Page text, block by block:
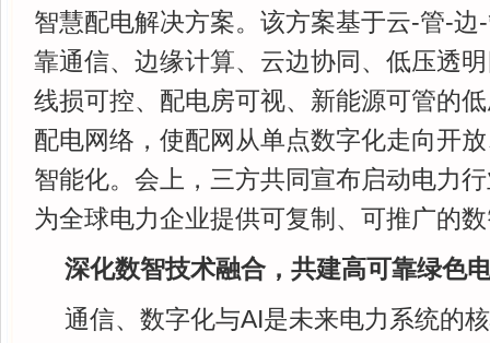
智慧配电解决方案。该方案基于云-管-边
靠通信、边缘计算、云边协同、低压透
线损可控、配电房可视、新能源可管的
配电网络，使配网从单点数字化走向开
智能化。会上，三方共同宣布启动电力
为全球电力企业提供可复制、可推广的
深化数智技术融合，共建高可靠绿色
通信、数字化与AI是未来电力系统的